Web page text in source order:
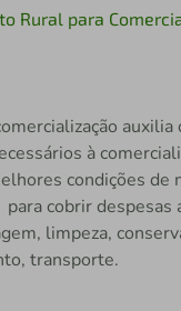
Rural para
à
condições de
cobrir despesas
limpeza,
transporte.